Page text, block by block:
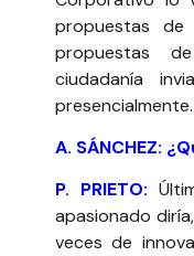
propuestas de
propuestas
ciudadanía
presencialmente.
A. SÁNCHEZ:
P. PRIETO:
apasionado
veces de